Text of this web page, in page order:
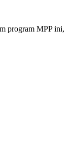
program MPP ini,